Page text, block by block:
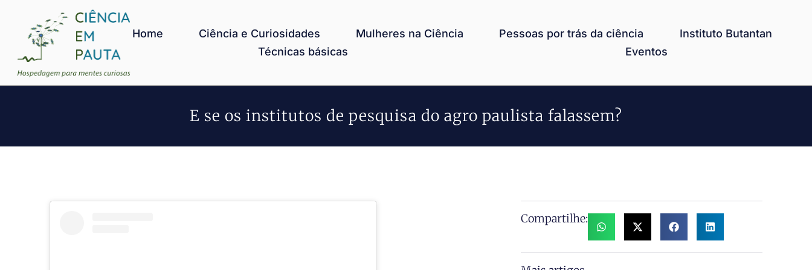
Home Ciência e Curiosidades Mulheres na Ciência Pessoas por trás da ciência
Instituto Butantan
Técnicas básicas
Eventos
E se os institutos de pesquisa do agro paulista falassem?
Compartilhe: